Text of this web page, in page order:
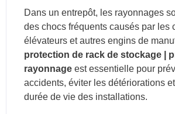
Dans un entrepôt, les rayonnages
des chocs fréquents causés par les
élévateurs et autres engins de
protection de rack de stockage |
rayonnage est essentielle pour
accidents, éviter les détériorations
durée de vie des installations.